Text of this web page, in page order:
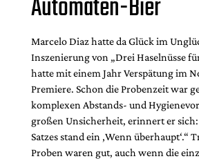
Automaten-Bier
Marcelo Diaz hatte da Glück im
Inszenierung von „Drei Haselnüsse
hatte mit einem Jahr Verspätung im
Premiere. Schon die Probenzeit war
komplexen Abstands- und
großen Unsicherheit, erinnert er sich:
Satzes stand ein ‚Wenn überhaupt‘.“
Proben waren gut, auch wenn die